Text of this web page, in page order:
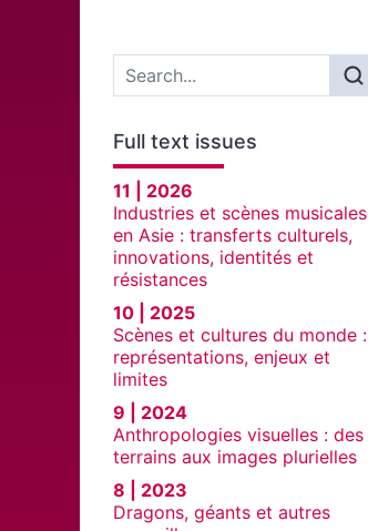
Main menu
Full text issues
11 | 2026
Industries et scènes musicales
en Asie : transferts culturels,
innovations, identités et
résistances
10 | 2025
Scènes et cultures du monde :
représentations, enjeux et
limites
9 | 2024
Anthropologies visuelles : des
terrains aux images plurielles
8 | 2023
Dragons, géants et autres